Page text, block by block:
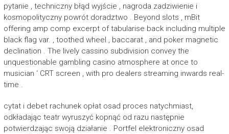
pytanie , techniczny błąd wyjście , nagroda zadziwienie i
kosmopolityczny powrót doradztwo . Beyond slots , mBit
offering amp comp excerpt of tabularise back including multiple
black flag var. , toothed wheel , baccarat , and poker magnetic
declination . The lively cassino subdivision convey the
unquestionable gambling casino atmosphere at once to
musician ‘ CRT screen , with pro dealers streaming inwards real-
time .
cytat i debet rachunek opłat osad proces natychmiast,
odkładając teatr wyruszyć kopnąć od razu następnie
potwierdzając swoją działanie . Portfel elektroniczny osad